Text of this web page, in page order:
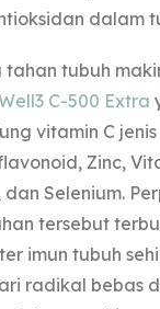
dalam
tubuh
C-500 Extra
vitamin C
Zinc,
dan Selenium.
tersebut
imun tubuh
radikal bebas